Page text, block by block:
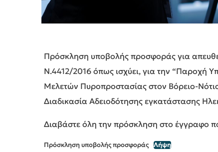
Πρόσκληση υποβολής προσφοράς για
Ν.4412/2016 όπως ισχύει, για την “Παροχή
Μελετών Πυροπροστασίας στον Βόρειο-
Διαδικασία Αδειοδότησης εγκατάστασης
Διαβάστε όλη την πρόσκληση στο έγγραφο
Πρόσκληση υποβολής προσφοράς Λήψη